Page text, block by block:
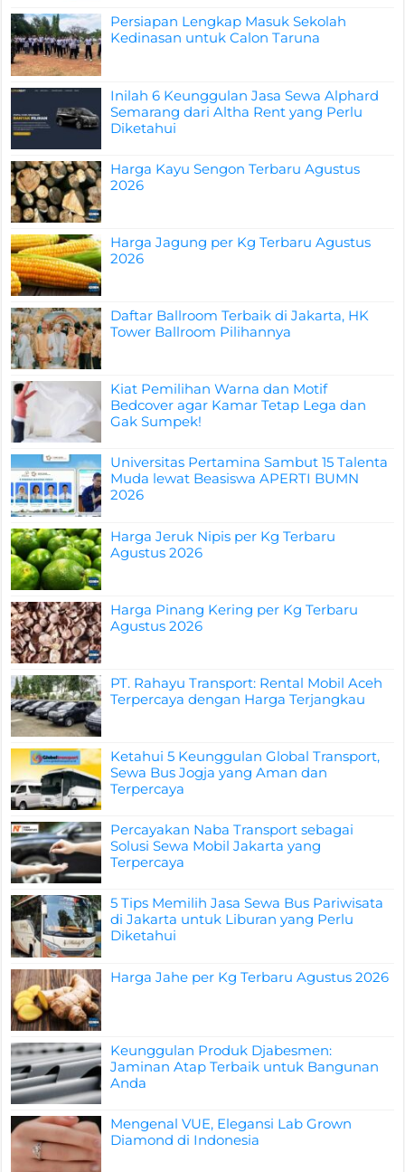
Persiapan Lengkap Masuk Sekolah
Kedinasan untuk Calon Taruna
Inilah 6 Keunggulan Jasa Sewa Alphard
Semarang dari Altha Rent yang Perlu
Diketahui
Harga Kayu Sengon Terbaru Agustus
2026
Harga Jagung per Kg Terbaru Agustus
2026
Daftar Ballroom Terbaik di Jakarta, HK
Tower Ballroom Pilihannya
Kiat Pemilihan Warna dan Motif
Bedcover agar Kamar Tetap Lega dan
Gak Sumpek!
Universitas Pertamina Sambut 15 Talenta
Muda lewat Beasiswa APERTI BUMN
2026
Harga Jeruk Nipis per Kg Terbaru
Agustus 2026
Harga Pinang Kering per Kg Terbaru
Agustus 2026
PT. Rahayu Transport: Rental Mobil Aceh
Terpercaya dengan Harga Terjangkau
Ketahui 5 Keunggulan Global Transport,
Sewa Bus Jogja yang Aman dan
Terpercaya
Percayakan Naba Transport sebagai
Solusi Sewa Mobil Jakarta yang
Terpercaya
5 Tips Memilih Jasa Sewa Bus Pariwisata
di Jakarta untuk Liburan yang Perlu
Diketahui
Harga Jahe per Kg Terbaru Agustus 2026
Keunggulan Produk Djabesmen:
Jaminan Atap Terbaik untuk Bangunan
Anda
Mengenal VUE, Elegansi Lab Grown
Diamond di Indonesia